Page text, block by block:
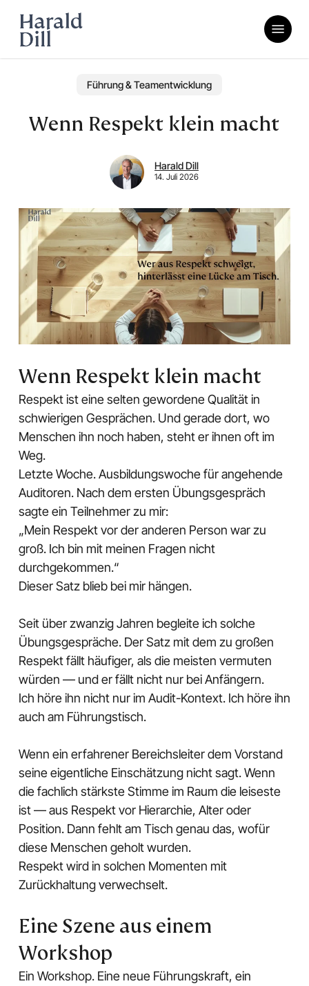
Menu
Führung & Teamentwicklung
Wenn Respekt klein macht
Harald Dill
14. Juli 2026
Wenn Respekt klein macht
Respekt ist eine selten gewordene Qualität in
schwierigen Gesprächen. Und gerade dort, wo
Menschen ihn noch haben, steht er ihnen oft im
Weg.
Letzte Woche. Ausbildungswoche für angehende
Auditoren. Nach dem ersten Übungsgespräch
sagte ein Teilnehmer zu mir:
„Mein Respekt vor der anderen Person war zu
groß. Ich bin mit meinen Fragen nicht
durchgekommen.“
Dieser Satz blieb bei mir hängen.
Seit über zwanzig Jahren begleite ich solche
Übungsgespräche. Der Satz mit dem zu großen
Respekt fällt häufiger, als die meisten vermuten
würden — und er fällt nicht nur bei Anfängern.
Ich höre ihn nicht nur im Audit-Kontext. Ich höre ihn
auch am Führungstisch.
Wenn ein erfahrener Bereichsleiter dem Vorstand
seine eigentliche Einschätzung nicht sagt. Wenn
die fachlich stärkste Stimme im Raum die leiseste
ist — aus Respekt vor Hierarchie, Alter oder
Position. Dann fehlt am Tisch genau das, wofür
diese Menschen geholt wurden.
Respekt wird in solchen Momenten mit
Zurückhaltung verwechselt.
Eine Szene aus einem
Workshop
Ein Workshop. Eine neue Führungskraft, ein